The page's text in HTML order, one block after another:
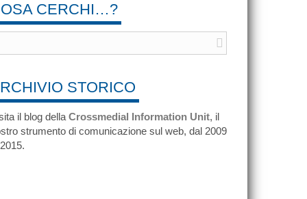
CERCHI…?
STORICO
il blog della Crossmedial Information Unit, il
strumento di comunicazione sul web, dal 2009